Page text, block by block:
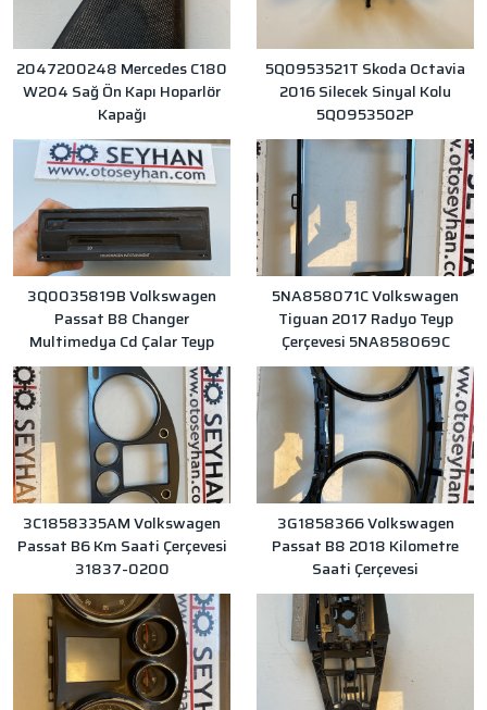
2047200248 Mercedes C180
W204 Sağ Ön Kapı Hoparlör
Kapağı
5Q0953521T Skoda Octavia
2016 Silecek Sinyal Kolu
5Q0953502P
3Q0035819B Volkswagen
Passat B8 Changer
Multimedya Cd Çalar Teyp
5NA858071C Volkswagen
Tiguan 2017 Radyo Teyp
Çerçevesi 5NA858069C
3C1858335AM Volkswagen
Passat B6 Km Saati Çerçevesi
31837-0200
3G1858366 Volkswagen
Passat B8 2018 Kilometre
Saati Çerçevesi